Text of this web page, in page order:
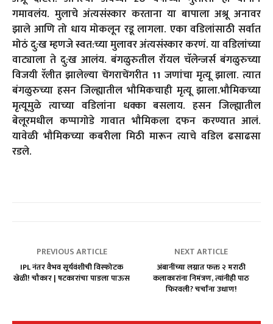
गमावलंय. मुलाचे अंत्यसंस्कार करताना या बापाला अश्रू अनावर
झाले आणि तो धाय मोकलून रडू लागला. एका वडिलांसाठी सर्वात
मोठं दु:ख म्हणजे स्वत:च्या मुलावर अंत्यसंस्कार करणं. या वडिलांच्या
वाट्याला ते दु:ख आलंय. बंगळुरुतील रॉयल चॅलेन्जर्स बंगळुरुच्या
विजयी रॅलीत झालेल्या चेंगराचेंगरीत 11 जणांचा मृत्यू झाला. त्यात
बंगळुरुच्या हसन जिल्ह्यातील भौमिकचाही मृत्यू झाला.भौमिकच्या
मृत्यूमुळे त्याच्या वडिलांना धक्का बसलाय. हसन जिल्ह्यातील
बेलूरमधील कप्पागोडे गावात भौमिकला दफन करण्यात आलं.
यावेळी भौमिकच्या कबरीला मिठी मारून त्याचे वडिल ढसाढसा
रडले.
PREVIOUS ARTICLE
IPL नंतर वैभव सूर्यवंशीची विस्फोटक
खेळी! चौकार | षटकारांचा पाडला पाऊस
NEXT ARTICLE
अंबानींच्या लग्नात फक्त २ मराठी
कलाकारांना निमंत्रण, त्यांनीही पाठ
फिरवली? चर्चांना उधाण!